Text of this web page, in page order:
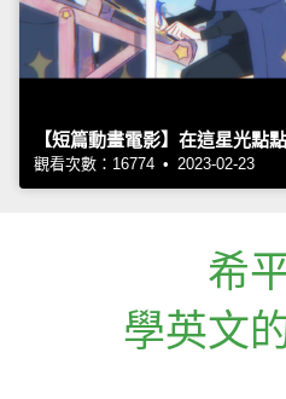
【短篇動畫電影】在這星光點
觀看次數：16774 • 2023-02-23
希
學英文